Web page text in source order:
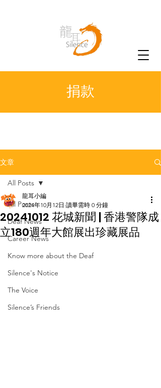
捐款
文章
All Posts
Deaf News
Career News
Know more about the Deaf
Silence's Notice
The Voice
Silence’s Friends
All Posts
20241012 花城新聞 | 香港警隊成
立180週年大館展出珍藏展品
龍耳小編
2024年10月12日 讀畢需時 0 分鐘